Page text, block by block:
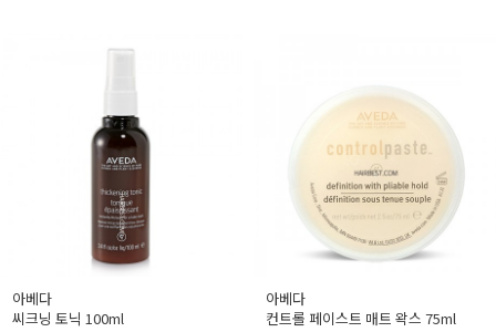
아베다
씨크닝 토닉 100ml
아베다
컨트롤 페이스트 매트 왁스 75ml